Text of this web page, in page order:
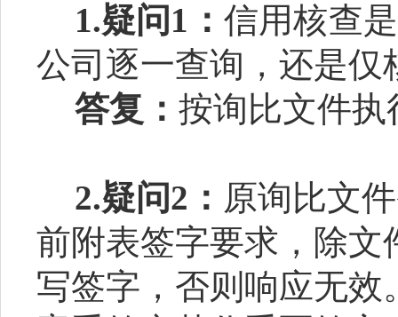
1.疑问 1 ： 信用核查
公司逐一查询，还是仅
答复： 按询比文件执
2.疑问2 ： 原询比文
前附表签字要求，除
写签字，否则响应无